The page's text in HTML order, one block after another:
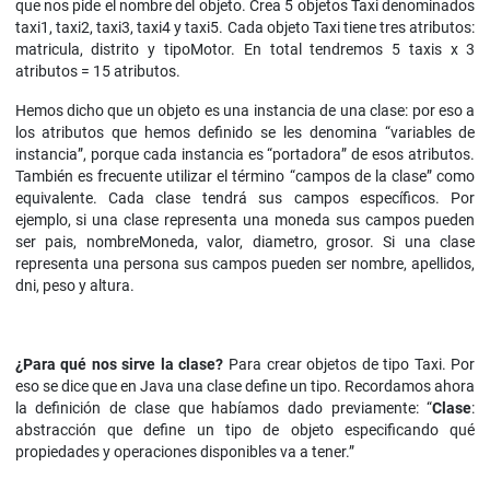
que nos pide el nombre del objeto. Crea 5 objetos Taxi denominados
taxi1, taxi2, taxi3, taxi4 y taxi5. Cada objeto Taxi tiene tres atributos:
matricula, distrito y tipoMotor. En total tendremos 5 taxis x 3
atributos = 15 atributos.
Hemos dicho que un objeto es una instancia de una clase: por eso a
los atributos que hemos definido se les denomina “variables de
instancia”, porque cada instancia es “portadora” de esos atributos.
También es frecuente utilizar el término “campos de la clase” como
equivalente. Cada clase tendrá sus campos específicos. Por
ejemplo, si una clase representa una moneda sus campos pueden
ser pais, nombreMoneda, valor, diametro, grosor. Si una clase
representa una persona sus campos pueden ser nombre, apellidos,
dni, peso y altura.
¿Para qué nos sirve la clase? Para crear objetos de tipo Taxi. Por
eso se dice que en Java una clase define un tipo. Recordamos ahora
la definición de clase que habíamos dado previamente: “Clase:
abstracción que define un tipo de objeto especificando qué
propiedades y operaciones disponibles va a tener.”